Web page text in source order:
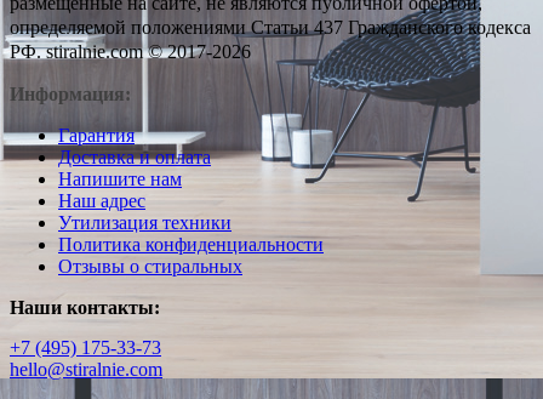
определяемой положениями Статьи 437 Гражданского кодекса
РФ. stiralnie.com © 2017-2026
Информация:
Гарантия
Доставка и оплата
Напишите нам
Наш адрес
Утилизация техники
Политика конфиденциальности
Отзывы о стиральных
Наши контакты:
+7 (495) 175-33-73
hello@stiralnie.com